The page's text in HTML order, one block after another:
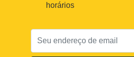
horários